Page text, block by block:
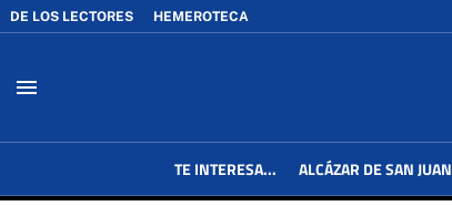
DE LOS LECTORES HEMEROTECA
menu
TE INTERESA... ALCÁZAR DE SAN JUAN